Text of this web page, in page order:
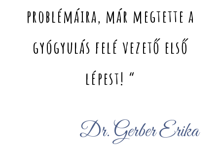
problémáira, már megtette a
gyógyulás felé vezető első
lépest! “
Dr. Gerber Erika